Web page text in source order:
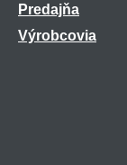
Predajňa
Výrobcovia